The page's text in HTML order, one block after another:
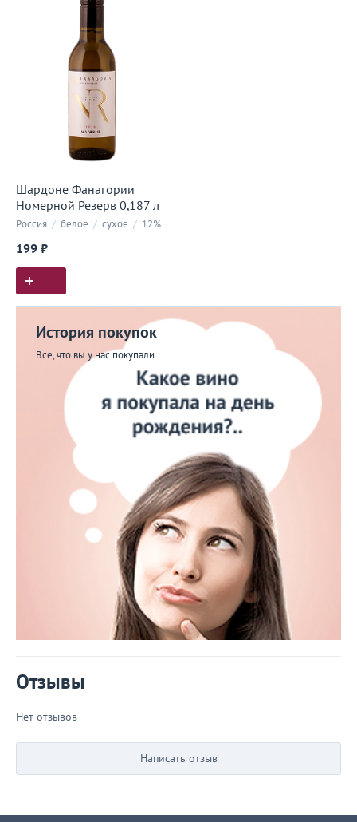
Шардоне Фанагории
Номерной Резерв 0,187 л
Россия / белое / сухое / 12%
199 ₽
История покупок
Все, что вы у нас покупали
Отзывы
Нет отзывов
Написать отзыв